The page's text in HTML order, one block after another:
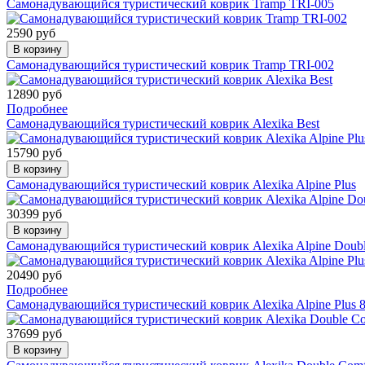
Самонадувающийся туристический коврик Tramp TRI-005
2590 руб
В корзину
Самонадувающийся туристический коврик Tramp TRI-002
12890 руб
Подробнее
Самонадувающийся туристический коврик Alexika Best
15790 руб
В корзину
Самонадувающийся туристический коврик Alexika Alpine Plus
30399 руб
В корзину
Самонадувающийся туристический коврик Alexika Alpine
20490 руб
Подробнее
Самонадувающийся туристический коврик Alexika Alpine Plus
37699 руб
В корзину